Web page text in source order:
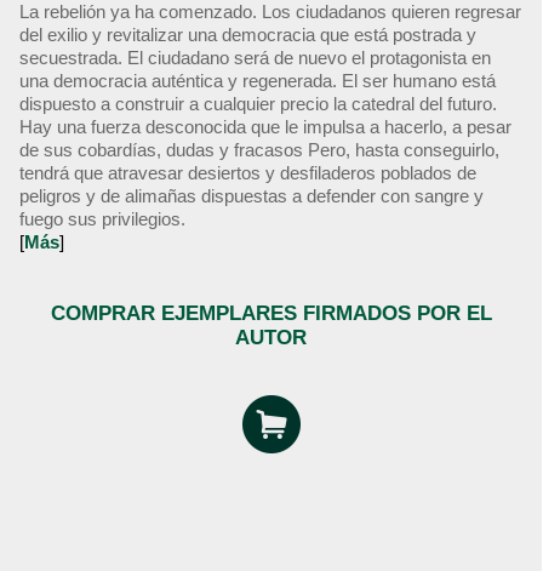
La rebelión ya ha comenzado. Los ciudadanos quieren regresar
del exilio y revitalizar una democracia que está postrada y
secuestrada. El ciudadano será de nuevo el protagonista en
una democracia auténtica y regenerada. El ser humano está
dispuesto a construir a cualquier precio la catedral del futuro.
Hay una fuerza desconocida que le impulsa a hacerlo, a pesar
de sus cobardías, dudas y fracasos Pero, hasta conseguirlo,
tendrá que atravesar desiertos y desfiladeros poblados de
peligros y de alimañas dispuestas a defender con sangre y
fuego sus privilegios.
[Más]
COMPRAR EJEMPLARES FIRMADOS POR EL
AUTOR